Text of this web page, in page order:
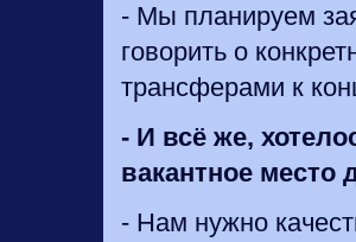
- Мы планируем
говорить о
трансферами к
- И всё же,
вакантное
- Нам нужно